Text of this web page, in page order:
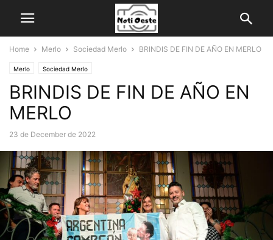
Home Merlo Sociedad Merlo BRINDIS DE FIN DE AÑO EN MERLO
Merlo Sociedad Merlo
BRINDIS DE FIN DE AÑO EN
MERLO
23 de December de 2022